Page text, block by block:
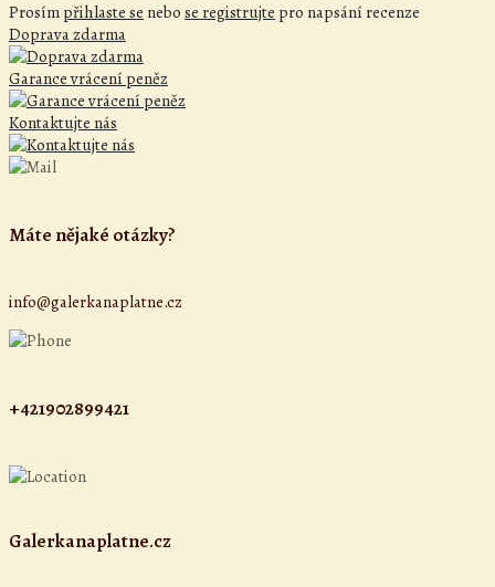
Prosím přihlaste se nebo se registrujte pro napsání recenze
Doprava zdarma
Garance vrácení peněz
Kontaktujte nás
Máte nějaké otázky?
info@galerkanaplatne.cz
+421902899421
Galerkanaplatne.cz